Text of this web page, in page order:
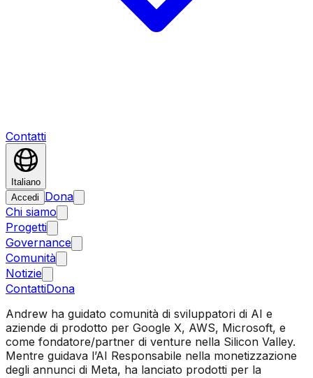
Contatti
Italiano
Accedi
Dona
Chi siamo
Progetti
Governance
Comunità
Notizie
ContattiDona
Andrew ha guidato comunità di sviluppatori di AI e
aziende di prodotto per Google X, AWS, Microsoft, e
come fondatore/partner di venture nella Silicon Valley.
Mentre guidava l’AI Responsabile nella monetizzazione
degli annunci di Meta, ha lanciato prodotti per la